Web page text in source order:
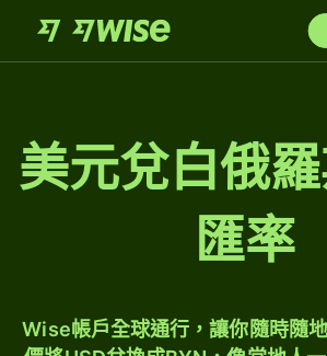
美元兌白俄
匯率
Wise帳戶全球通行，讓你隨時隨